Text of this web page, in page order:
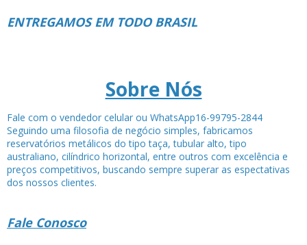
ENTREGAMOS EM TODO BRASIL
Sobre Nós
Fale com o vendedor celular ou WhatsApp16-99795-2844
Seguindo uma filosofia de negócio simples, fabricamos
reservatórios metálicos do tipo taça, tubular alto, tipo
australiano, cilíndrico horizontal, entre outros com excelência e
preços competitivos, buscando sempre superar as espectativas
dos nossos clientes.
Fale Conosco